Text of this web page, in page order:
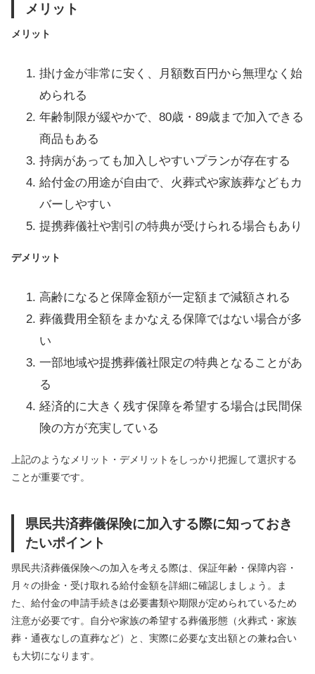
メリット
メリット
掛け金が非常に安く、月額数百円から無理なく始
められる
年齢制限が緩やかで、80歳・89歳まで加入できる
商品もある
持病があっても加入しやすいプランが存在する
給付金の用途が自由で、火葬式や家族葬などもカ
バーしやすい
提携葬儀社や割引の特典が受けられる場合もあり
デメリット
高齢になると保障金額が一定額まで減額される
葬儀費用全額をまかなえる保障ではない場合が多
い
一部地域や提携葬儀社限定の特典となることがあ
る
経済的に大きく残す保障を希望する場合は民間保
険の方が充実している
上記のようなメリット・デメリットをしっかり把握して選択する
ことが重要です。
県民共済葬儀保険に加入する際に知っておき
たいポイント
県民共済葬儀保険への加入を考える際は、保証年齢・保障内容・
月々の掛金・受け取れる給付金額を詳細に確認しましょう。ま
た、給付金の申請手続きは必要書類や期限が定められているため
注意が必要です。自分や家族の希望する葬儀形態（火葬式・家族
葬・通夜なしの直葬など）と、実際に必要な支出額との兼ね合い
も大切になります。